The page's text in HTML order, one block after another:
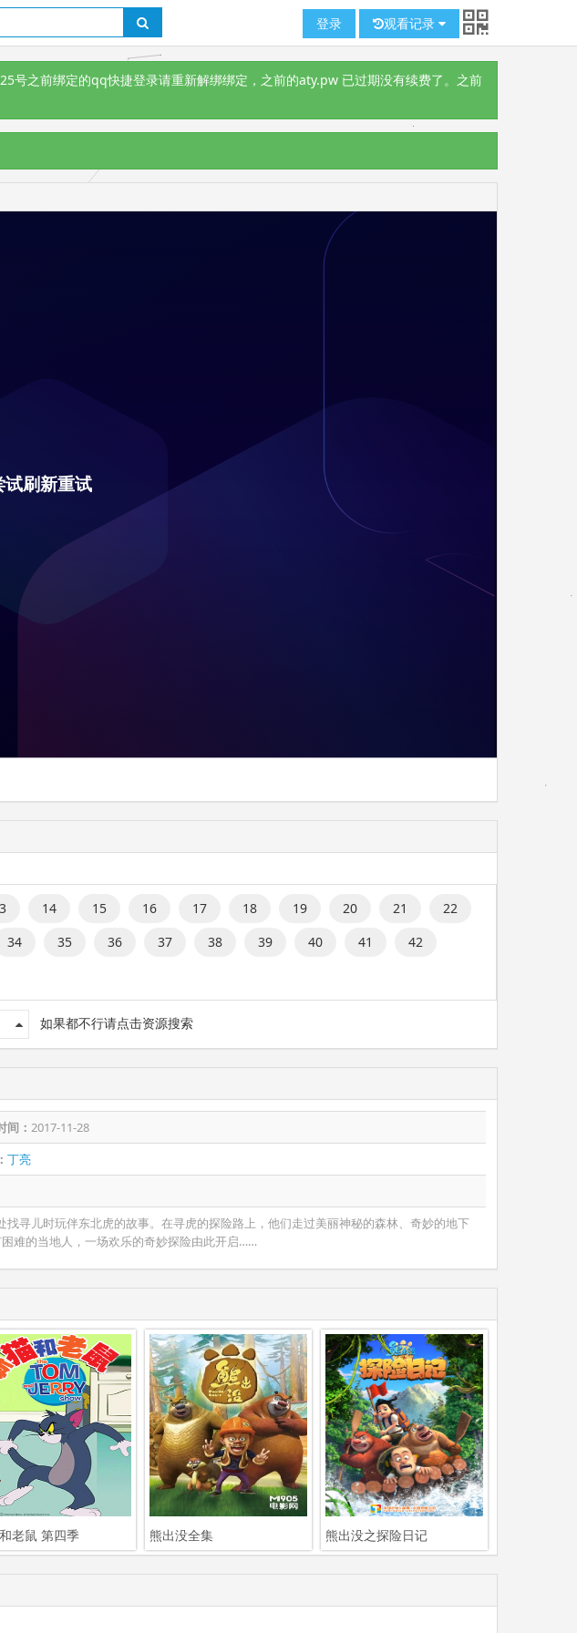
登录 观看记录
号之前绑定的qq快捷登录请重新解绑绑定，之前的aty.pw 已过期没有续费了。之前
14 15 16 17 18 19 20 21
22
34 35 36 37 38 39 40 41
42
如果都不行请点击资源搜索
间： 2017-11-28
丁亮
寻儿时玩伴东北虎的故事。在寻虎的探险路上，他们走过美丽神秘的森林、奇妙的地下
难的当地人，一场欢乐的奇妙探险由此开启……
老鼠 第四季 熊出没全集 熊出没之探险日记